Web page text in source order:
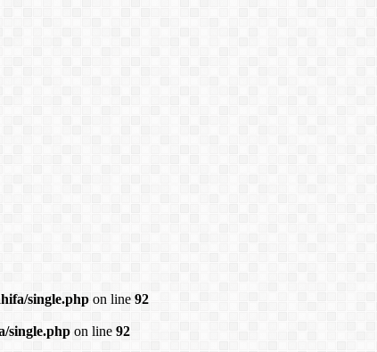
single.php on line 92
single.php on line 92